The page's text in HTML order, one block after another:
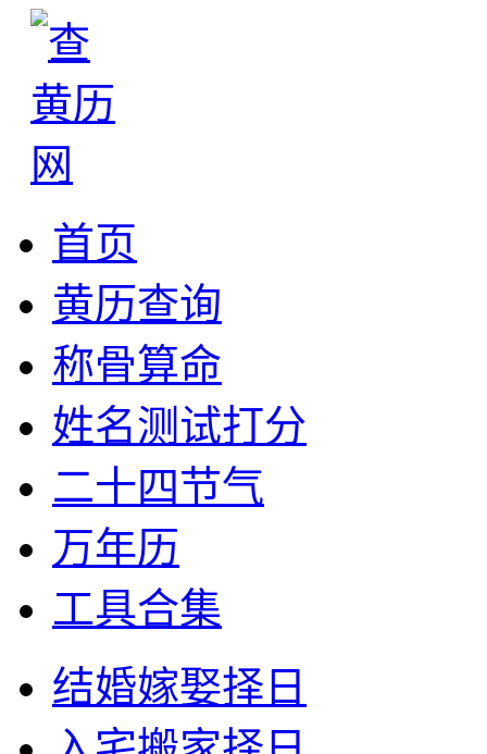
首页
黄历查询
称骨算命
姓名测试打分
二十四节气
万年历
工具合集
结婚嫁娶择日